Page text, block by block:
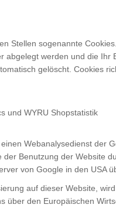
Stellen sogenannte
abgelegt werden und die
gelöscht. Cookies
und WYRU Shopstatistik
Webanalysedienst der
Benutzung der Website
von Google in den USA
auf dieser Website,
über den Europäischen